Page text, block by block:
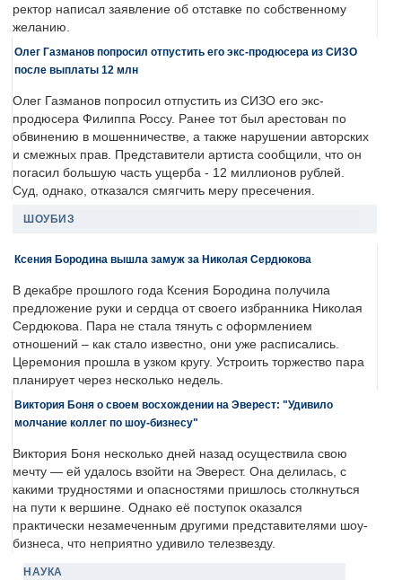
ректор написал заявление об отставке по собственному
желанию.
Олег Газманов попросил отпустить его экс-продюсера из СИЗО
после выплаты 12 млн
Олег Газманов попросил отпустить из СИЗО его экс-
продюсера Филиппа Россу. Ранее тот был арестован по
обвинению в мошенничестве, а также нарушении авторских
и смежных прав. Представители артиста сообщили, что он
погасил большую часть ущерба - 12 миллионов рублей.
Суд, однако, отказался смягчить меру пресечения.
ШОУБИЗ
Ксения Бородина вышла замуж за Николая Сердюкова
В декабре прошлого года Ксения Бородина получила
предложение руки и сердца от своего избранника Николая
Сердюкова. Пара не стала тянуть с оформлением
отношений – как стало известно, они уже расписались.
Церемония прошла в узком кругу. Устроить торжество пара
планирует через несколько недель.
Виктория Боня о своем восхождении на Эверест: "Удивило
молчание коллег по шоу-бизнесу"
Виктория Боня несколько дней назад осуществила свою
мечту — ей удалось взойти на Эверест. Она делилась, с
какими трудностями и опасностями пришлось столкнуться
на пути к вершине. Однако её поступок оказался
практически незамеченным другими представителями шоу-
бизнеса, что неприятно удивило телезвезду.
НАУКА